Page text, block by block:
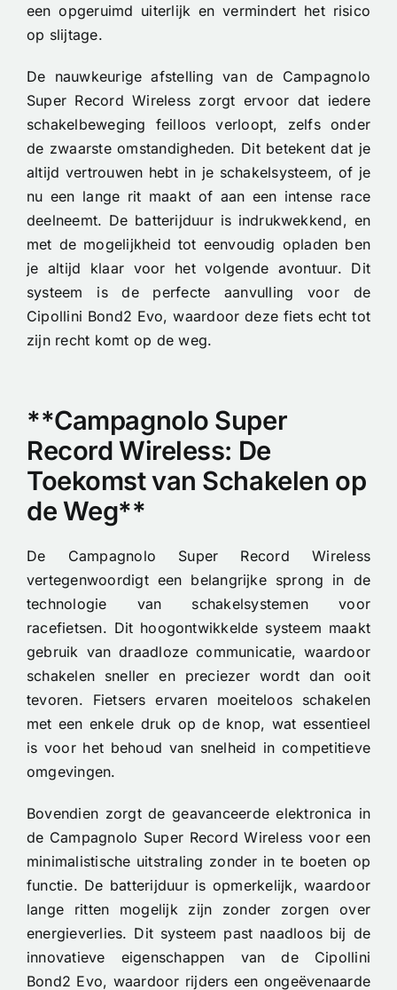
een opgeruimd uiterlijk en vermindert het risico
op slijtage.
De nauwkeurige afstelling van de Campagnolo
Super Record Wireless zorgt ervoor dat iedere
schakelbeweging feilloos verloopt, zelfs onder
de zwaarste omstandigheden. Dit betekent dat je
altijd vertrouwen hebt in je schakelsysteem, of je
nu een lange rit maakt of aan een intense race
deelneemt. De batterijduur is indrukwekkend, en
met de mogelijkheid tot eenvoudig opladen ben
je altijd klaar voor het volgende avontuur. Dit
systeem is de perfecte aanvulling voor de
Cipollini Bond2 Evo, waardoor deze fiets echt tot
zijn recht komt op de weg.
**Campagnolo Super
Record Wireless: De
Toekomst van Schakelen op
de Weg**
De Campagnolo Super Record Wireless
vertegenwoordigt een belangrijke sprong in de
technologie van schakelsystemen voor
racefietsen. Dit hoogontwikkelde systeem maakt
gebruik van draadloze communicatie, waardoor
schakelen sneller en preciezer wordt dan ooit
tevoren. Fietsers ervaren moeiteloos schakelen
met een enkele druk op de knop, wat essentieel
is voor het behoud van snelheid in competitieve
omgevingen.
Bovendien zorgt de geavanceerde elektronica in
de Campagnolo Super Record Wireless voor een
minimalistische uitstraling zonder in te boeten op
functie. De batterijduur is opmerkelijk, waardoor
lange ritten mogelijk zijn zonder zorgen over
energieverlies. Dit systeem past naadloos bij de
innovatieve eigenschappen van de Cipollini
Bond2 Evo, waardoor rijders een ongeëvenaarde